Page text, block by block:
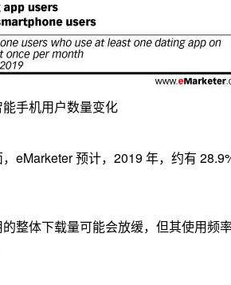
手机用户数量变化
eMarketer 预计，2019 年，约有
整体下载量可能会放缓，但其使用频